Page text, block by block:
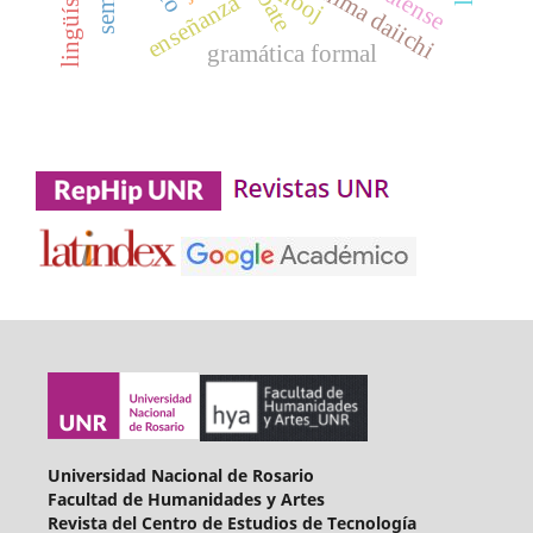
enseñanzagramática formal
Universidad Nacional de Rosario
Facultad de Humanidades y Artes
Revista del Centro de Estudios de Tecnología